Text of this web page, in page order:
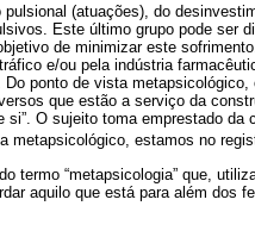
(atuações), do
Este último grupo pode ser
de minimizar este
e/ou pela indústria
Do ponto de vista
que estão a serviço da
si”. O sujeito toma emprestado
metapsicológico, estamos no
termo “metapsicologia” que,
aquilo que está para além dos